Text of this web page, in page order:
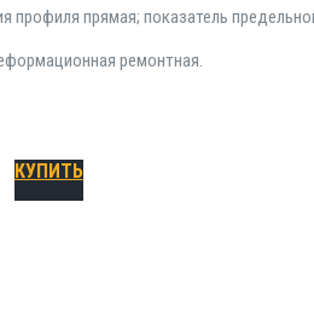
профиля прямая; показатель
ремонтная.
КУПИТЬ